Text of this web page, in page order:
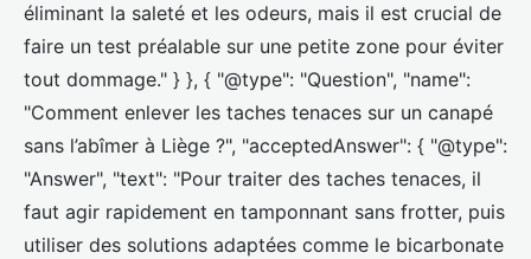
éliminant la saleté et les odeurs, mais il est crucial de
faire un test préalable sur une petite zone pour éviter
tout dommage." } }, { "@type": "Question", "name":
"Comment enlever les taches tenaces sur un canapé
sans l’abîmer à Liège ?", "acceptedAnswer": { "@type":
"Answer", "text": "Pour traiter des taches tenaces, il
faut agir rapidement en tamponnant sans frotter, puis
utiliser des solutions adaptées comme le bicarbonate